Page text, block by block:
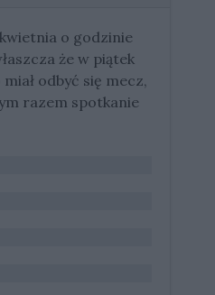
o godzinie
że w piątek
odbyć się mecz,
razem spotkanie